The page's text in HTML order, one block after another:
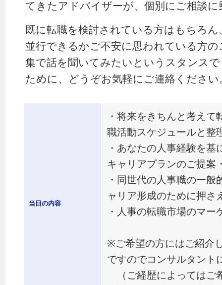
てきたアドバイザーが、個別にご相談
既に転職を検討されている方はもちろ
並行できるかご不安に思われている方
集で話を聞いてみたいというスタンス
ために、どうぞお気軽にご連絡ください
当日の内容
・将来をきちんと考え
職活動スケジュールと整
・あなたの人事経験を
キャリアプランのご提案
・同世代の人事職の一
ャリア形成のために押さ
・人事の転職市場のマ
※ご希望の方にはご紹介
ですのでコンサルタント
（ご経歴によってはご